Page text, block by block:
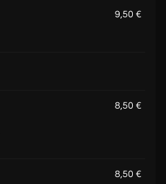
9,50 €
8,50 €
8,50 €